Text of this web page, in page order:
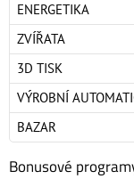
ENERGETIKA
ZVÍŘATA
3D TISK
VÝROBNÍ
BAZAR
Bonusové